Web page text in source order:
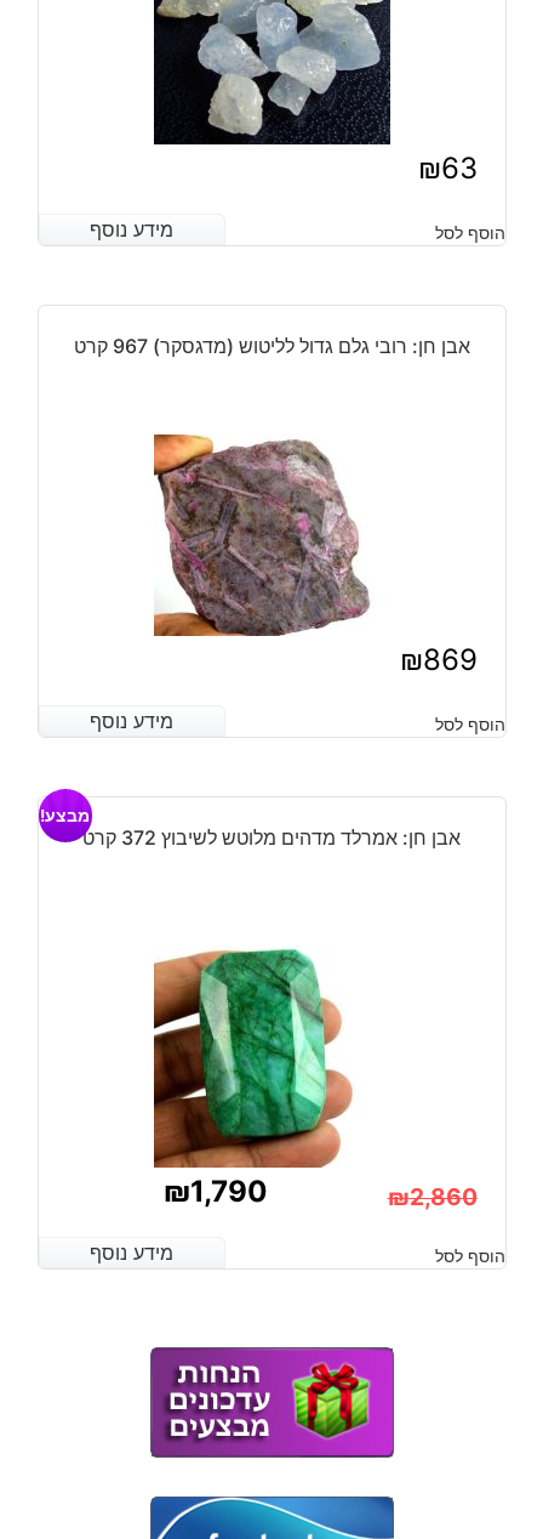
₪63
מידע נוסף הוסף לסל מידע נוסף
אבן חן: רובי גלם גדול לליטוש (מדגסקר) 967 קרט
₪869
מידע נוסף הוסף לסל מידע נוסף
אבן חן: אמרלד מדהים מלוטש לשיבוץ 372 קרט
מבצע!
₪2,860
המקורי
₪2,860.
₪1,790
הנוכחי
₪1,790.
מידע נוסף הוסף לסל מידע נוסף